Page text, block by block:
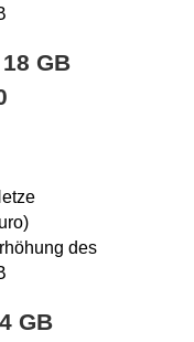
GB
des
GB